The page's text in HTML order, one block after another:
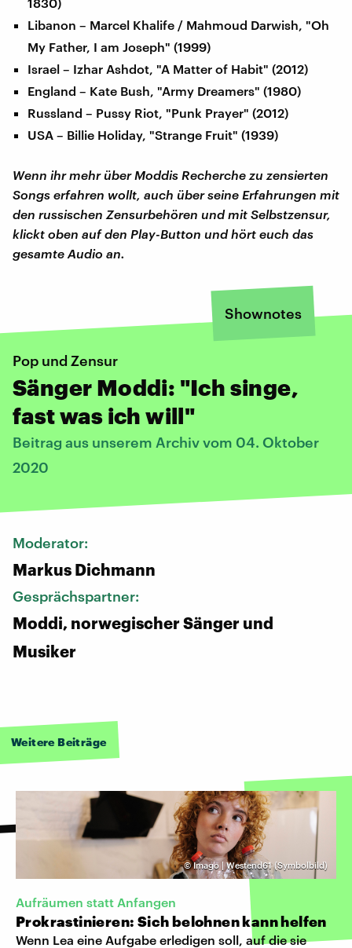
Libanon – Marcel Khalife / Mahmoud Darwish, "Oh
My Father, I am Joseph" (1999)
Israel – Izhar Ashdot, "A Matter of Habit" (2012)
England – Kate Bush, "Army Dreamers" (1980)
Russland – Pussy Riot, "Punk Prayer" (2012)
USA – Billie Holiday, "Strange Fruit" (1939)
Wenn ihr mehr über Moddis Recherche zu zensierten
Songs erfahren wollt, auch über seine Erfahrungen mit
den russischen Zensurbehören und mit Selbstzensur,
klickt oben auf den Play-Button und hört euch das
gesamte Audio an.
Shownotes
Pop und Zensur
Sänger Moddi: "Ich singe,
fast was ich will"
Beitrag aus unserem Archiv vom 04. Oktober
2020
Moderator:
Markus Dichmann
Gesprächspartner:
Moddi, norwegischer Sänger und
Musiker
Weitere Beiträge
©Imago | Westend61 (Symbolbild)
Aufräumen statt Anfangen
Prokrastinieren: Sich belohnen kann helfen
Wenn Lea eine Aufgabe erledigen soll, auf die sie